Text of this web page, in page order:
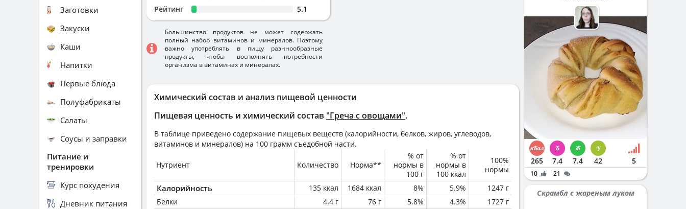
Химический состав и анализ пищевой ценности
Пищевая ценность и химический состав "Греча с овощами".
В таблице приведено содержание пищевых веществ (калорийности, белков, жиров, углеводов,
витаминов и минералов) на 100 грамм съедобной части.
Нутриент Количество Норма**
% от
нормы в
100 г
% от
нормы в
100 ккал
100%
нормы
Калорийность 135 ккал 1684 ккал 8% 5.9%
1247 г
Белки
4.4 г 76 г 5.8% 4.3%
1727 г
Рейтинг 5.1
Большинство продуктов не может содержать
полный набор витаминов и минералов. Поэтому
важно употреблять в пищу разннообразные
продукты, чтобы восполнять потребности
организма в витаминах и минералах.
Заготовки
Закуски
Каши
Напитки
Первые блюда
Полуфабрикаты
Салаты
Соусы и заправки
Питание и
тренировки
Курс похудения
Дневник питания
265 7.4 7.4 42 5
10 21
Скрамбл с жареным луком